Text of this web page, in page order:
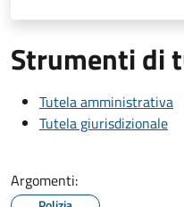
Strumenti di
Tutela amministrativa
Tutela giurisdizionale
Argomenti: